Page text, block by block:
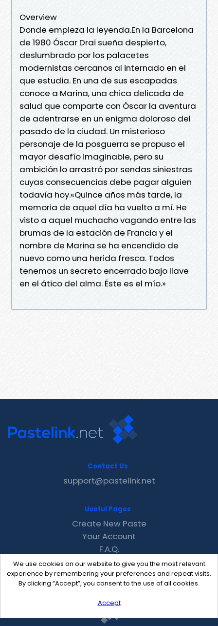
Overview
Donde empieza la leyenda.En la Barcelona
de 1980 Óscar Drai sueña despierto,
deslumbrado por los palacetes
modernistas cercanos al internado en el
que estudia. En una de sus escapadas
conoce a Marina, una chica delicada de
salud que comparte con Óscar la aventura
de adentrarse en un enigma doloroso del
pasado de la ciudad. Un misterioso
personaje de la posguerra se propuso el
mayor desafío imaginable, pero su
ambición lo arrastró por sendas siniestras
cuyas consecuencias debe pagar alguien
todavía hoy.«Quince años más tarde, la
memoria de aquel día ha vuelto a mí. He
visto a aquel muchacho vagando entre las
brumas de la estación de Francia y el
nombre de Marina se ha encendido de
nuevo como una herida fresca. Todos
tenemos un secreto encerrado bajo llave
en el ático del alma. Éste es el mío.»
We use cookies on our website to give you the most relevant
experience by remembering your preferences and repeat visits.
By clicking “Accept”, you consent to the use of all cookies.
Accept
Contact Us
support@pastelink.net
Useful Pages
Create New Paste
Your Account
F.A.Q.
Recent
Contact